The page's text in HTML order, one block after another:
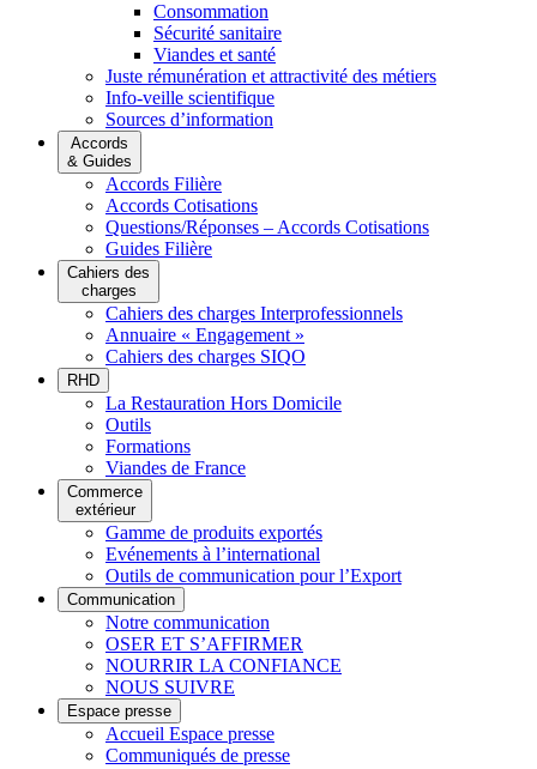
Consommation
Sécurité sanitaire
Viandes et santé
Juste rémunération et attractivité des métiers
Info-veille scientifique
Sources d’information
Accords
& Guides
Accords Filière
Accords Cotisations
Questions/Réponses – Accords Cotisations
Guides Filière
Cahiers des
charges
Cahiers des charges Interprofessionnels
Annuaire « Engagement »
Cahiers des charges SIQO
RHD
La Restauration Hors Domicile
Outils
Formations
Viandes de France
Commerce
extérieur
Gamme de produits exportés
Evénements à l’international
Outils de communication pour l’Export
Communication
Notre communication
OSER ET S’AFFIRMER
NOURRIR LA CONFIANCE
NOUS SUIVRE
Espace presse
Accueil Espace presse
Communiqués de presse